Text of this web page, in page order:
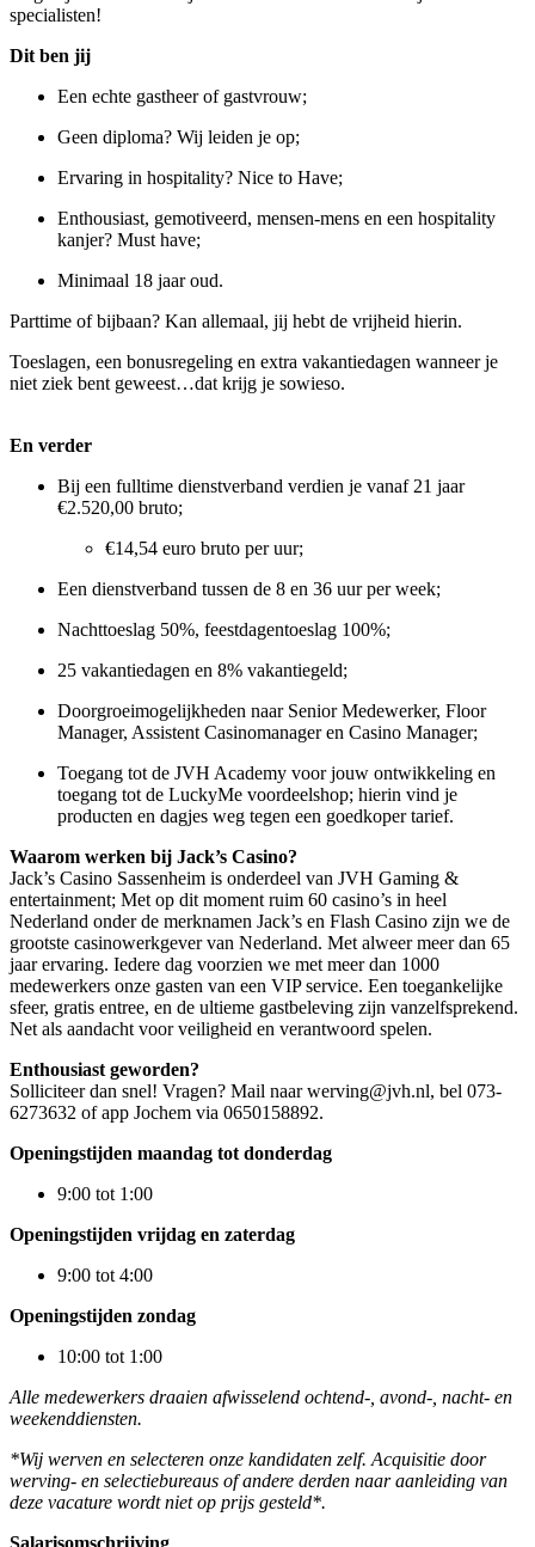
specialisten!
Dit ben jij
Een echte gastheer of gastvrouw;
Geen diploma? Wij leiden je op;
Ervaring in hospitality? Nice to Have;
Enthousiast, gemotiveerd, mensen-mens en een hospitality
kanjer? Must have;
Minimaal 18 jaar oud.
Parttime of bijbaan? Kan allemaal, jij hebt de vrijheid hierin.
Toeslagen, een bonusregeling en extra vakantiedagen wanneer je
niet ziek bent geweest…dat krijg je sowieso.
En verder
Bij een fulltime dienstverband verdien je vanaf 21 jaar
€2.520,00 bruto;
€14,54 euro bruto per uur;
Een dienstverband tussen de 8 en 36 uur per week;
Nachttoeslag 50%, feestdagentoeslag 100%;
25 vakantiedagen en 8% vakantiegeld;
Doorgroeimogelijkheden naar Senior Medewerker, Floor
Manager, Assistent Casinomanager en Casino Manager;
Toegang tot de JVH Academy voor jouw ontwikkeling en
toegang tot de LuckyMe voordeelshop; hierin vind je
producten en dagjes weg tegen een goedkoper tarief.
Waarom werken bij Jack’s Casino?
Jack’s Casino Sassenheim is onderdeel van JVH Gaming &
entertainment; Met op dit moment ruim 60 casino’s in heel
Nederland onder de merknamen Jack’s en Flash Casino zijn we de
grootste casinowerkgever van Nederland. Met alweer meer dan 65
jaar ervaring. Iedere dag voorzien we met meer dan 1000
medewerkers onze gasten van een VIP service. Een toegankelijke
sfeer, gratis entree, en de ultieme gastbeleving zijn vanzelfsprekend.
Net als aandacht voor veiligheid en verantwoord spelen.
Enthousiast geworden?
Solliciteer dan snel! Vragen? Mail naar werving@jvh.nl, bel 073-
6273632 of app Jochem via 0650158892.
Openingstijden maandag tot donderdag
9:00 tot 1:00
Openingstijden vrijdag en zaterdag
9:00 tot 4:00
Openingstijden zondag
10:00 tot 1:00
Alle medewerkers draaien afwisselend ochtend-, avond-, nacht- en
weekenddiensten.
*Wij werven en selecteren onze kandidaten zelf. Acquisitie door
werving- en selectiebureaus of andere derden naar aanleiding van
deze vacature wordt niet op prijs gesteld*.
Salarisomschrijving